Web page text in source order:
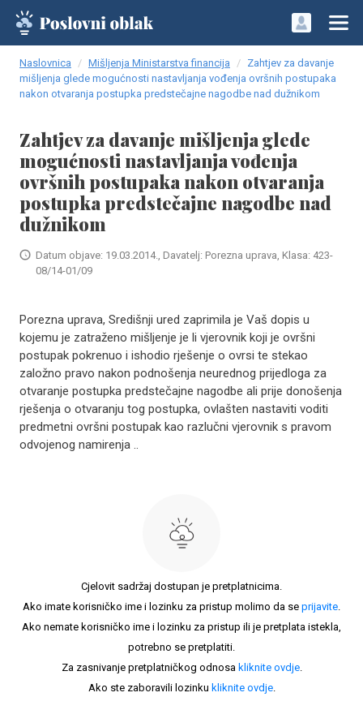
Naslovnica Mišljenja Ministarstva financija
Zahtjev za davanje
mišljenja glede mogućnosti nastavljanja vođenja ovršnih postupaka
nakon otvaranja postupka predstečajne nagodbe nad dužnikom
Zahtjev za davanje mišljenja glede
mogućnosti nastavljanja vođenja
ovršnih postupaka nakon otvaranja
postupka predstečajne nagodbe nad
dužnikom
Datum objave: 19.03.2014., Davatelj: Porezna uprava, Klasa: 423-
08/14-01/09
Porezna uprava, Središnji ured zaprimila je Vaš dopis u
kojemu je zatraženo mišljenje je li vjerovnik koji je ovršni
postupak pokrenuo i ishodio rješenje o ovrsi te stekao
založno pravo nakon podnošenja neurednog prijedloga za
otvaranje postupka predstečajne nagodbe ali prije donošenja
rješenja o otvaranju tog postupka, ovlašten nastaviti voditi
predmetni ovršni postupak kao razlučni vjerovnik s pravom
odvojenog namirenja ..
Cjelovit sadržaj dostupan je pretplatnicima.
Ako imate korisničko ime i lozinku za pristup molimo da se prijavite.
Ako nemate korisničko ime i lozinku za pristup ili je pretplata istekla,
potrebno se pretplatiti.
Za zasnivanje pretplatničkog odnosa kliknite ovdje.
Ako ste zaboravili lozinku kliknite ovdje.